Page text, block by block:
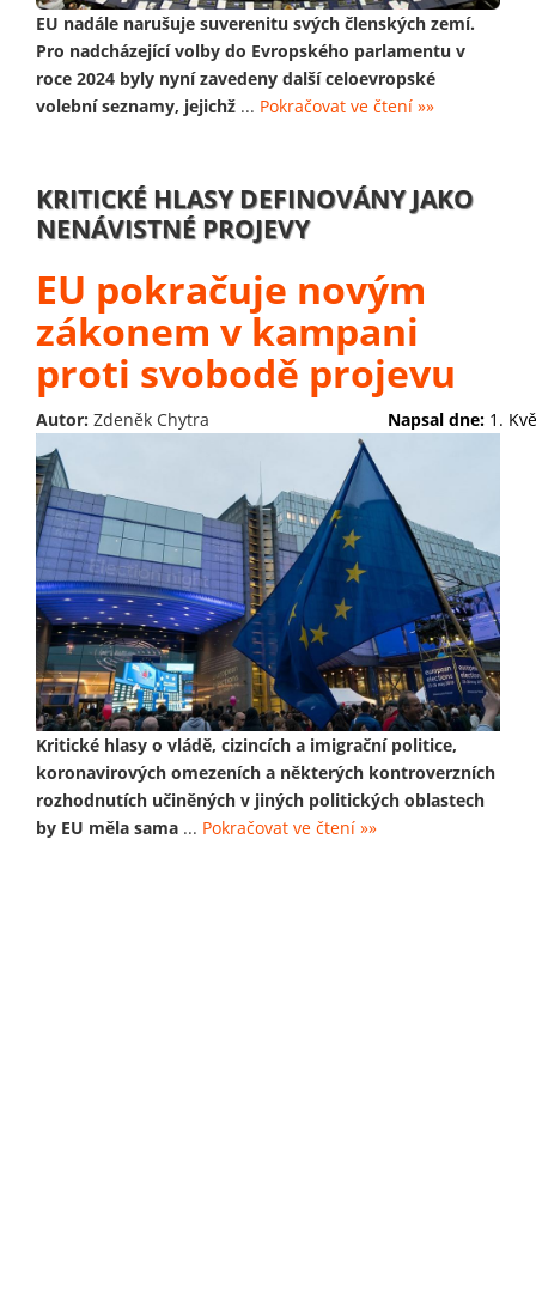
EU nadále narušuje suverenitu svých členských zemí.
Pro nadcházející volby do Evropského parlamentu v
roce 2024 byly nyní zavedeny další celoevropské
volební seznamy, jejichž ... Pokračovat ve čtení »»
KRITICKÉ HLASY DEFINOVÁNY JAKO
NENÁVISTNÉ PROJEVY
EU pokračuje novým
zákonem v kampani
proti svobodě projevu
Autor: Zdeněk Chytra Napsal dne: 1.
Kritické hlasy o vládě, cizincích a imigrační politice,
koronavirových omezeních a některých kontroverzních
rozhodnutích učiněných v jiných politických oblastech
by EU měla sama ... Pokračovat ve čtení »»